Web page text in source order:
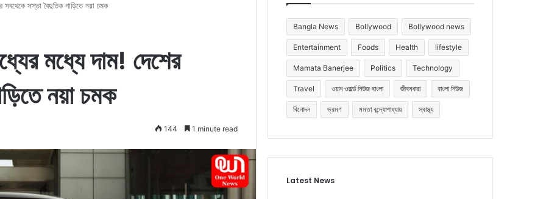
সস্তা বৈদুতিক গাড়িতে নয়া চমক
মধ্যে দাম! দেশের
নয়া চমক
144 1 minute read
Bangla News Bollywood Bollywood news
Entertainment Foods Health lifestyle
Mamata Banerjee Politics Technology
Travel ওয়ান ওয়ার্ল্ড নিউজ বাংলা জীবনধারা বাংলা নিউজ
বিনোদন ভ্রমণ মমতা বন্দ্যোপাধ্যায় স্বাস্থ্য
Latest News